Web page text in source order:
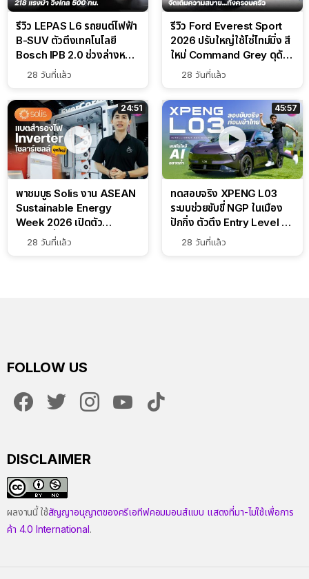
รีวิว LEPAS L6 รถยนต์ไฟฟ้า
B-SUV ตัวตึงเทคโนโลยี
Bosch IPB 2.0 ช่วงล่างหนึบ
ลุ้นราคา 7 แสนต้น
28 วันที่แล้ว
รีวิว Ford Everest Sport
2026 ปรับใหญ่ใช้โซ่ไทม์มิ่ง สี
ใหม่ Command Grey ดุดัน
สไตล์ครอบครัวสายลุย
28 วันที่แล้ว
24:51
พาชมบูธ Solis งาน ASEAN
Sustainable Energy
Week 2026 เปิดตัว
แบตเตอรี่ IntelliHouse และ
28 วันที่แล้ว
45:57
ทดสอบจริง XPENG L03
ระบบช่วยขับขี่ NGP ในเมือง
ปักกิ่ง ตัวตึง Entry Level ที่
ทำได้เกินตัว
28 วันที่แล้ว
FOLLOW US
DISCLAIMER
ผลงานนี้ ใช้สัญญาอนุญาตของครีเอทีฟคอมมอนส์แบบ แสดงที่มา-ไม่ใช้เพื่อการ
ค้า 4.0 International.